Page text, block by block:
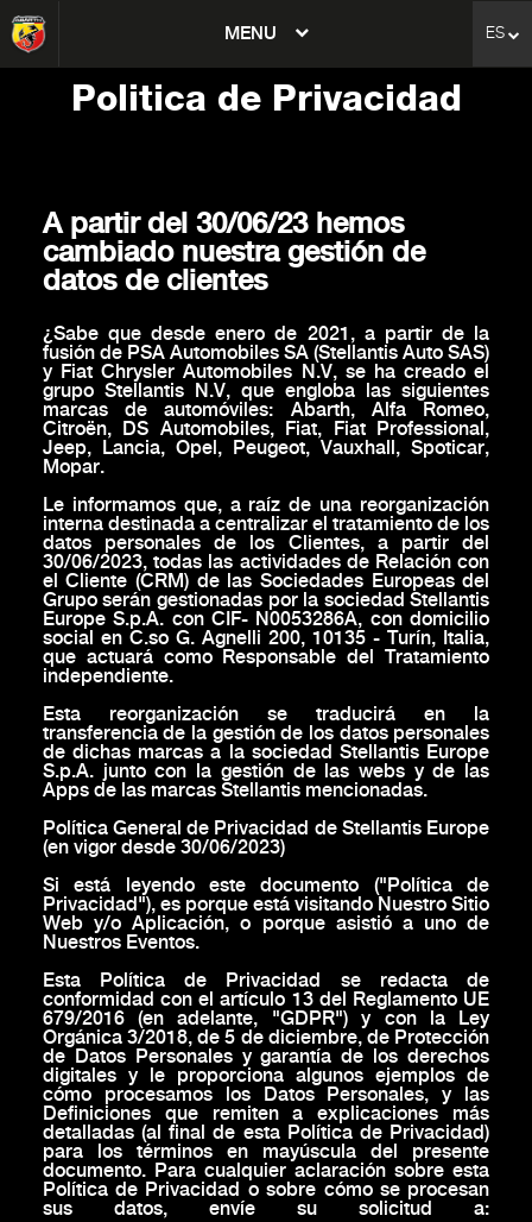
MENU ES
Politica de Privacidad
A partir del 30/06/23 hemos
cambiado nuestra gestión de
datos de clientes
¿Sabe que desde enero de 2021, a partir de la
fusión de PSA Automobiles SA (Stellantis Auto SAS)
y Fiat Chrysler Automobiles N.V, se ha creado el
grupo Stellantis N.V, que engloba las siguientes
marcas de automóviles: Abarth, Alfa Romeo,
Citroën, DS Automobiles, Fiat, Fiat Professional,
Jeep, Lancia, Opel, Peugeot, Vauxhall, Spoticar,
Mopar.
Le informamos que, a raíz de una reorganización
interna destinada a centralizar el tratamiento de los
datos personales de los Clientes, a partir del
30/06/2023, todas las actividades de Relación con
el Cliente (CRM) de las Sociedades Europeas del
Grupo serán gestionadas por la sociedad Stellantis
Europe S.p.A. con CIF- N0053286A, con domicilio
social en C.so G. Agnelli 200, 10135 - Turín, Italia,
que actuará como Responsable del Tratamiento
independiente.
Esta reorganización se traducirá en la
transferencia de la gestión de los datos personales
de dichas marcas a la sociedad Stellantis Europe
S.p.A. junto con la gestión de las webs y de las
Apps de las marcas Stellantis mencionadas.
Política General de Privacidad de Stellantis Europe
(en vigor desde 30/06/2023)
Si está leyendo este documento ("Política de
Privacidad"), es porque está visitando Nuestro Sitio
Web y/o Aplicación, o porque asistió a uno de
Nuestros Eventos.
Esta Política de Privacidad se redacta de
conformidad con el artículo 13 del Reglamento UE
679/2016 (en adelante, "GDPR") y con la Ley
Orgánica 3/2018, de 5 de diciembre, de Protección
de Datos Personales y garantía de los derechos
digitales y le proporciona algunos ejemplos de
cómo procesamos los Datos Personales, y las
Definiciones que remiten a explicaciones más
detalladas (al final de esta Política de Privacidad)
para los términos en mayúscula del presente
documento. Para cualquier aclaración sobre esta
Política de Privacidad o sobre cómo se procesan
sus datos, envíe su solicitud a: